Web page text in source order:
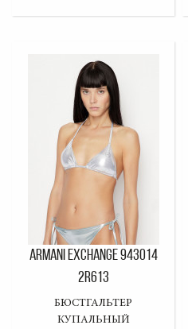
ARMANI EXCHANGE 943014
2R613
БЮСТГАЛЬТЕР
КУПАЛЬНЫЙ